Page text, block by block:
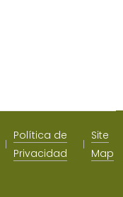
Política de
Privacidad
Site
Map